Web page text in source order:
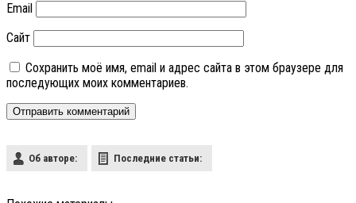
Email
Сайт
Сохранить моё имя, email и адрес сайта в этом браузере для
последующих моих комментариев.
Об авторе: Последние статьи: